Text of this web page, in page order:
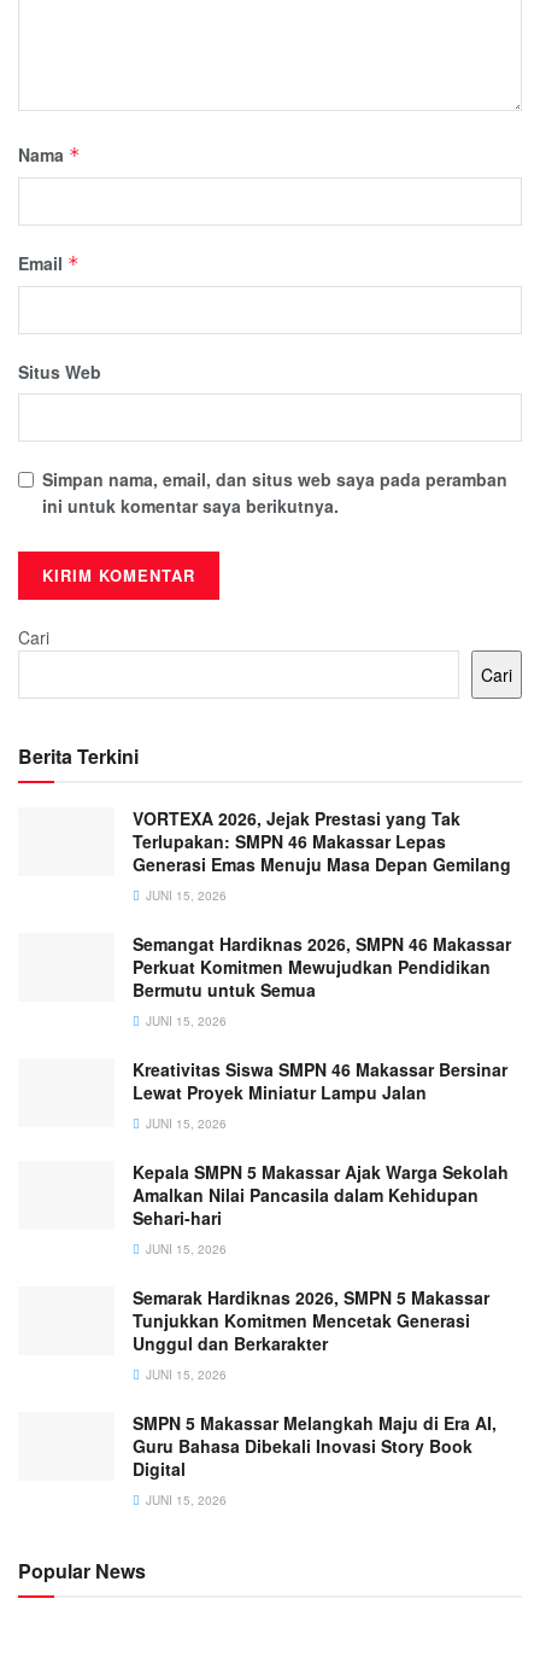
Nama *
Email *
Situs Web
Simpan nama, email, dan situs web saya pada peramban
ini untuk komentar saya berikutnya.
Cari
Cari
Berita Terkini
VORTEXA 2026, Jejak Prestasi yang Tak
Terlupakan: SMPN 46 Makassar Lepas
Generasi Emas Menuju Masa Depan Gemilang
JUNI 15, 2026
Semangat Hardiknas 2026, SMPN 46 Makassar
Perkuat Komitmen Mewujudkan Pendidikan
Bermutu untuk Semua
JUNI 15, 2026
Kreativitas Siswa SMPN 46 Makassar Bersinar
Lewat Proyek Miniatur Lampu Jalan
JUNI 15, 2026
Kepala SMPN 5 Makassar Ajak Warga Sekolah
Amalkan Nilai Pancasila dalam Kehidupan
Sehari-hari
JUNI 15, 2026
Semarak Hardiknas 2026, SMPN 5 Makassar
Tunjukkan Komitmen Mencetak Generasi
Unggul dan Berkarakter
JUNI 15, 2026
SMPN 5 Makassar Melangkah Maju di Era AI,
Guru Bahasa Dibekali Inovasi Story Book
Digital
JUNI 15, 2026
Popular News